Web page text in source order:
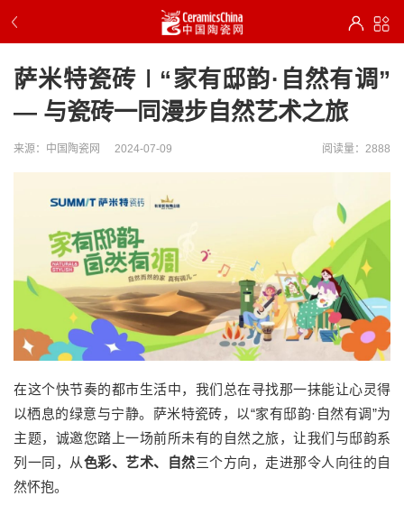
萨米特瓷砖∣“家有邸韵·自然有调”
— 与瓷砖一同漫步自然艺术之旅
来源：中国陶瓷网 2024-07-09 阅读量：2888
在这个快节奏的都市生活中，我们总在寻找那一抹能让心灵得
以栖息的绿意与宁静。萨米特瓷砖，以“家有邸韵·自然有调”为
主题，诚邀您踏上一场前所未有的自然之旅，让我们与邸韵系
列一同，从色彩、艺术、自然三个方向，走进那令人向往的自
然怀抱。